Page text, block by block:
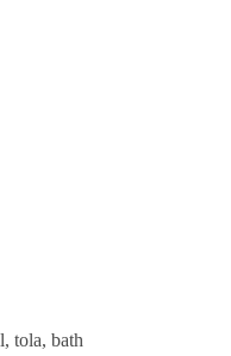
tola, bath